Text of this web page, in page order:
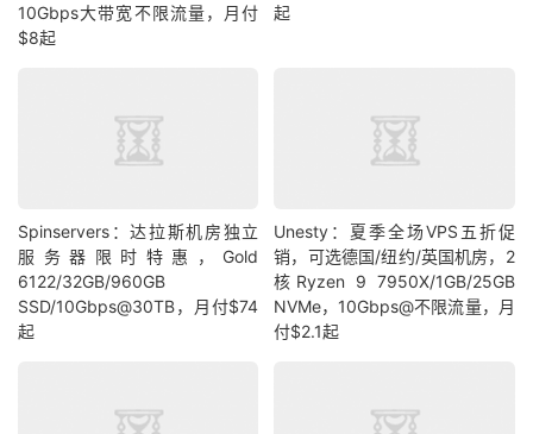
10Gbps大带宽不限流量，月付
$8起
起
Spinservers：达拉斯机房独立
服务器限时特惠，Gold
6122/32GB/960GB
SSD/10Gbps@30TB，月付$74
起
Unesty：夏季全场VPS五折促
销，可选德国/纽约/英国机房，2
核Ryzen 9 7950X/1GB/25GB
NVMe，10Gbps@不限流量，月
付$2.1起